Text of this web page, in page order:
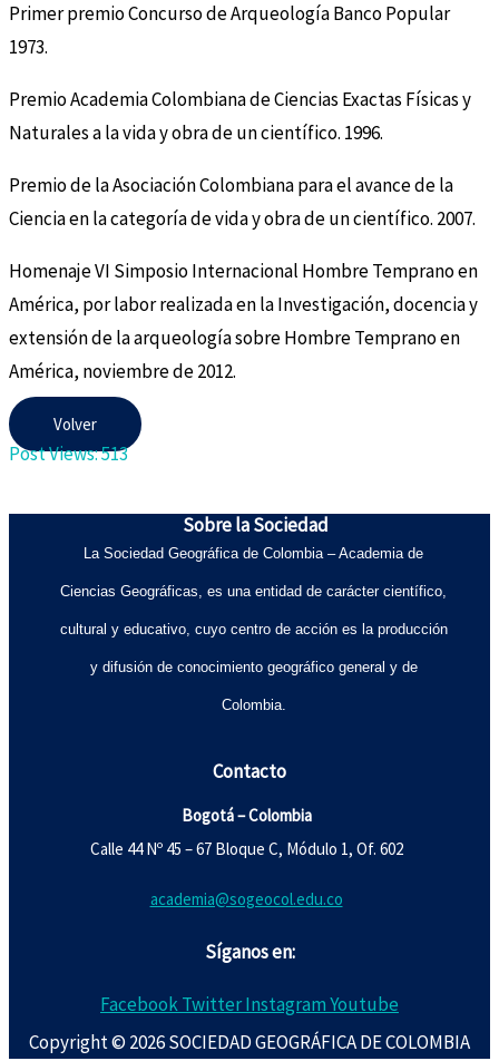
Primer premio Concurso de Arqueología Banco Popular
1973.
Premio Academia Colombiana de Ciencias Exactas Físicas y
Naturales a la vida y obra de un científico. 1996.
Premio de la Asociación Colombiana para el avance de la
Ciencia en la categoría de vida y obra de un científico. 2007.
Homenaje VI Simposio Internacional Hombre Temprano en
América, por labor realizada en la Investigación, docencia y
extensión de la arqueología sobre Hombre Temprano en
América, noviembre de 2012.
Volver
Post Views:513
Sobre la Sociedad
La Sociedad Geográfica de Colombia – Academia de
Ciencias Geográficas, es una entidad de carácter científico,
cultural y educativo, cuyo centro de acción es la producción
y difusión de conocimiento geográfico general y de
Colombia.
Contacto
Bogotá – Colombia
Calle 44 Nº 45 – 67 Bloque C, Módulo 1, Of. 602
academia@sogeocol.edu.co
Síganos en:
FacebookTwitterInstagramYoutube
Copyright © 2026 SOCIEDAD GEOGRÁFICA DE COLOMBIA